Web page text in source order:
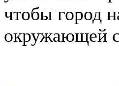
чтобы город
окружающей